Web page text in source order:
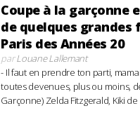
Coupe à la garçonne
de quelques
Paris des Années 20
parLouane Lallemant
- Il faut en prendre ton parti,
toutes devenues, plus ou moins,
Garçonne) Zelda Fitzgerald, Kiki